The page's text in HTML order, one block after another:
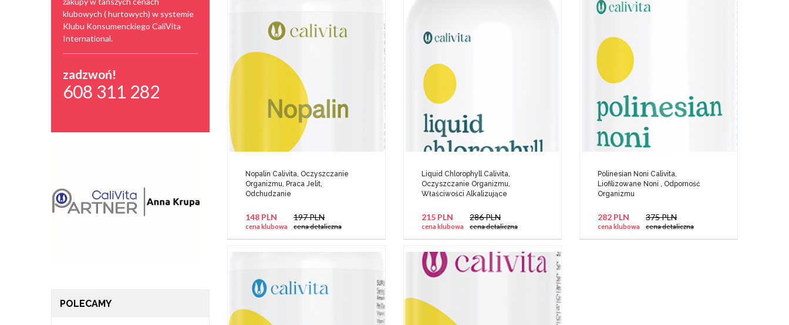
klubowych ( hurtowych) w systemie
Klubu Konsumenckiego CaliVita
International.
zadzwoń!
608 311 282
POLECAMY
Nopalin Calivita, Oczyszczanie
Organizmu, Praca Jelit,
Odchudzanie
148 PLN
cena klubowa
197 PLN
cena detaliczna
Liquid Chlorophyll Calivita,
Oczyszczanie Organizmu,
Właściwości Alkalizujące
215 PLN
cena klubowa
286 PLN
cena detaliczna
Polinesian Noni Calivita,
Liofilizowane Noni , Odporność
Organizmu
282 PLN
cena klubowa
375 PLN
cena detaliczna